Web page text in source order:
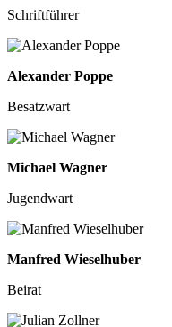
Schriftführer
Alexander Poppe
Besatzwart
Michael Wagner
Jugendwart
Manfred Wieselhuber
Beirat